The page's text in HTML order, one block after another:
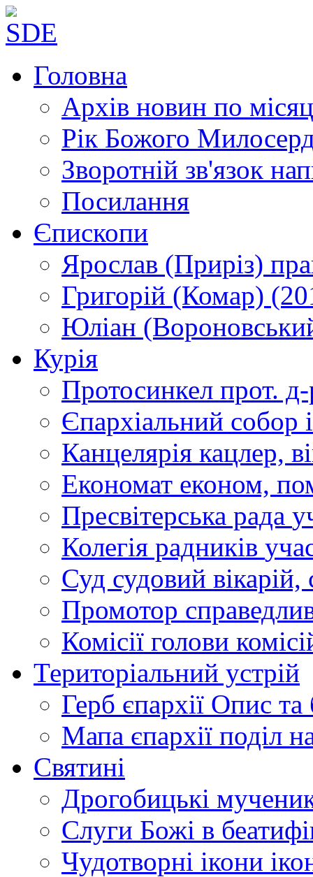
Головна
Архів новин по
Рік Божого
Зворотній зв'язок
Посилання
Єпископи
Ярослав (Приріз)
Григорій (Комар)
Юліан
Курія
Протосинкел прот.
Єпархіальний собор
Канцелярія кацлер,
Економат економ,
Пресвітерська рада
Колегія радників
Суд судовий вікарій,
Промотор
Комісії голови
Територіальний устрій
Герб єпархії Опис та
Мапа єпархії поділ
Святині
Дрогобицькі
Слуги Божі в
Чудотворні ікони